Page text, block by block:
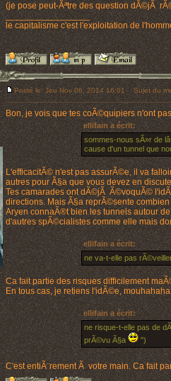
(je pose peut-Ãªtre des question dÃ©jÃ
_________________
le capitalisme c'est l'exploitation de
Posté le: Jeu Nov 06, 2014 16:01 Sujet du
Bon, je vois que tes coÃ©quipiers n'ont
ellifain a écrit:
sommes-nous sÃ»r de
cause d'un tunnel que
L'efficacitÃ© n'est pas assurÃ©e, il va
autres pour Ã§a que vous devez en
Tes camarades ont dÃ©jÃ Ã©voquÃ©
directions. Mais Ã§a reprÃ©sente
Aryen connaÃ®t bien les tunnels autour
d'autres spÃ©cialistes comme elle mais
ellifain a écrit:
ne va-t-elle pas
Ca fait partie des risques difficilement
En tous cas, je retiens l'idÃ©e,
ellifain a écrit:
ne risque-t-elle pas de
prÃ©vu Ã§a
")
C'est entiÃ¨rement Ã votre main. Ca fait